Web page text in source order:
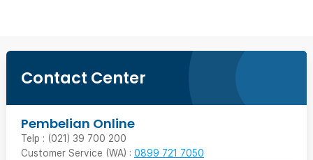
Contact Center
Pembelian Online
Telp : (021) 39 700 200
Customer Service (WA) : 0899 721 7050